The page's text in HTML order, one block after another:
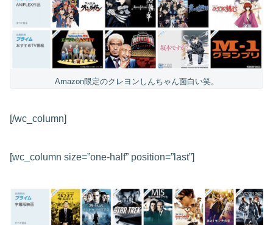
Amazon限定のクレヨンしんちゃん面白い笑。
[/wc_column]
[wc_column size=”one-half” position=”last”]